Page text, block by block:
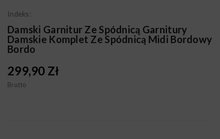
Indeks:
Damski Garnitur Ze Spódnicą Garnitury
Damskie Komplet Ze Spódnicą Midi Bordowy
Bordo
299,90 Zł
Brutto